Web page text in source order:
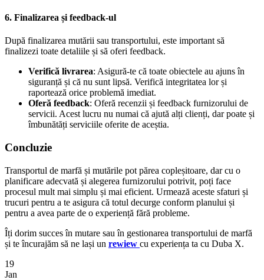
6. Finalizarea și feedback-ul
După finalizarea mutării sau transportului, este important să
finalizezi toate detaliile și să oferi feedback.
Verifică livrarea: Asigură-te că toate obiectele au ajuns în
siguranță și că nu sunt lipsă. Verifică integritatea lor și
raportează orice problemă imediat.
Oferă feedback: Oferă recenzii și feedback furnizorului de
servicii. Acest lucru nu numai că ajută alți clienți, dar poate și
îmbunătăți serviciile oferite de aceștia.
Concluzie
Transportul de marfă și mutările pot părea copleșitoare, dar cu o
planificare adecvată și alegerea furnizorului potrivit, poți face
procesul mult mai simplu și mai eficient. Urmează aceste sfaturi și
trucuri pentru a te asigura că totul decurge conform planului și
pentru a avea parte de o experiență fără probleme.
Îți dorim succes în mutare sau în gestionarea transportului de marfă
și te încurajăm să ne lași un rewiew cu experiența ta cu Duba X.
19
Jan